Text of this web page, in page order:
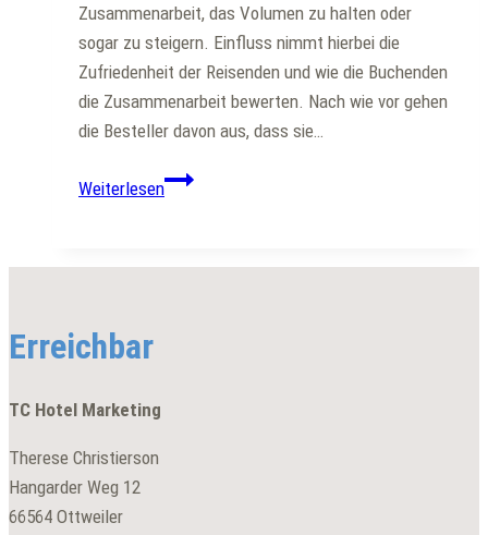
Zusammenarbeit, das Volumen zu halten oder
sogar zu steigern. Einfluss nimmt hierbei die
Zufriedenheit der Reisenden und wie die Buchenden
die Zusammenarbeit bewerten. Nach wie vor gehen
die Besteller davon aus, dass sie…
WeiterlesenSo
Ihre
Erreichbar
TC Hotel Marketing
Therese Christierson
Hangarder Weg 12
66564 Ottweiler